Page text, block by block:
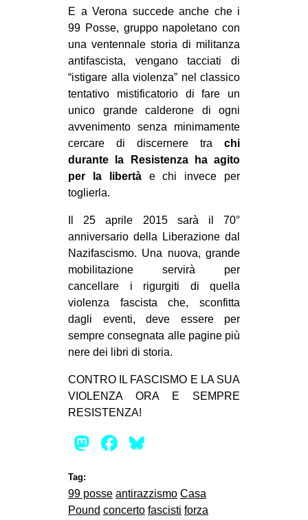
E a Verona succede anche che i
99 Posse, gruppo napoletano con
una ventennale storia di militanza
antifascista, vengano tacciati di
“istigare alla violenza” nel classico
tentativo mistificatorio di fare un
unico grande calderone di ogni
avvenimento senza minimamente
cercare di discernere tra chi
durante la Resistenza ha agito
per la libertà e chi invece per
toglierla.
Il 25 aprile 2015 sarà il 70°
anniversario della Liberazione dal
Nazifascismo. Una nuova, grande
mobilitazione servirà per
cancellare i rigurgiti di quella
violenza fascista che, sconfitta
dagli eventi, deve essere per
sempre consegnata alle pagine più
nere dei libri di storia.
CONTRO IL FASCISMO E LA SUA
VIOLENZA ORA E SEMPRE
RESISTENZA!
Mastodon
Facebook
Tag:
99 posse antirazzismo Casa
Pound concerto fascisti forza